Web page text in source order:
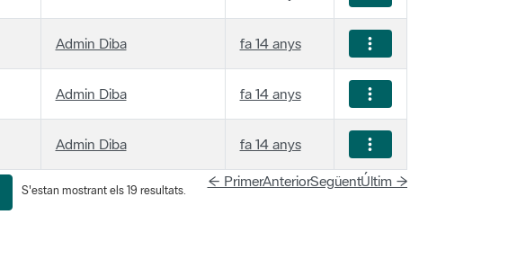
Admin Diba fa 14 anys
Admin Diba fa 14 anys
Admin Diba fa 14 anys
S'estan mostrant els 19 resultats.
← PrimerAnteriorSegüentÚltim →